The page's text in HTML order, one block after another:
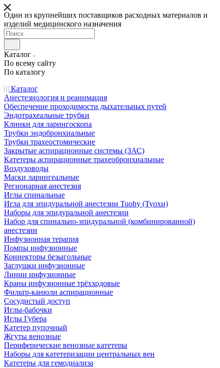
Один из крупнейших поставщиков расходных материалов и
изделий медицинского назначения
Каталог
По всему сайту
По каталогу
Каталог
Анестезиология и реанимация
Обеспечение проходимости дыхательных путей
Эндотрахеальные трубки
Клинки для ларингоскопа
Трубки эндобронхиальные
Трубки трахеостомические
Закрытые аспирационные системы (ЗАС)
Катетеры аспирационные трахеобронхиальные
Воздуховоды
Маски ларингеальные
Регионарная анестезия
Иглы спинальные
Игла для эпидуральной анестезии Tuohy (Туохи)
Наборы для эпидуральной анестезии
Набор для спинально-эпидуральной (комбинированной)
анестезии
Инфузионная терапия
Помпы инфузионные
Коннекторы безыгольные
Заглушки инфузионные
Линии инфузионные
Краны инфузионные трёхходовые
Фильтр-канюли аспирационные
Сосудистый доступ
Иглы-бабочки
Иглы Губера
Катетер пупочный
Жгуты венозные
Периферические венозные катетеры
Наборы для катетеризации центральных вен
Катетеры для гемодиализа